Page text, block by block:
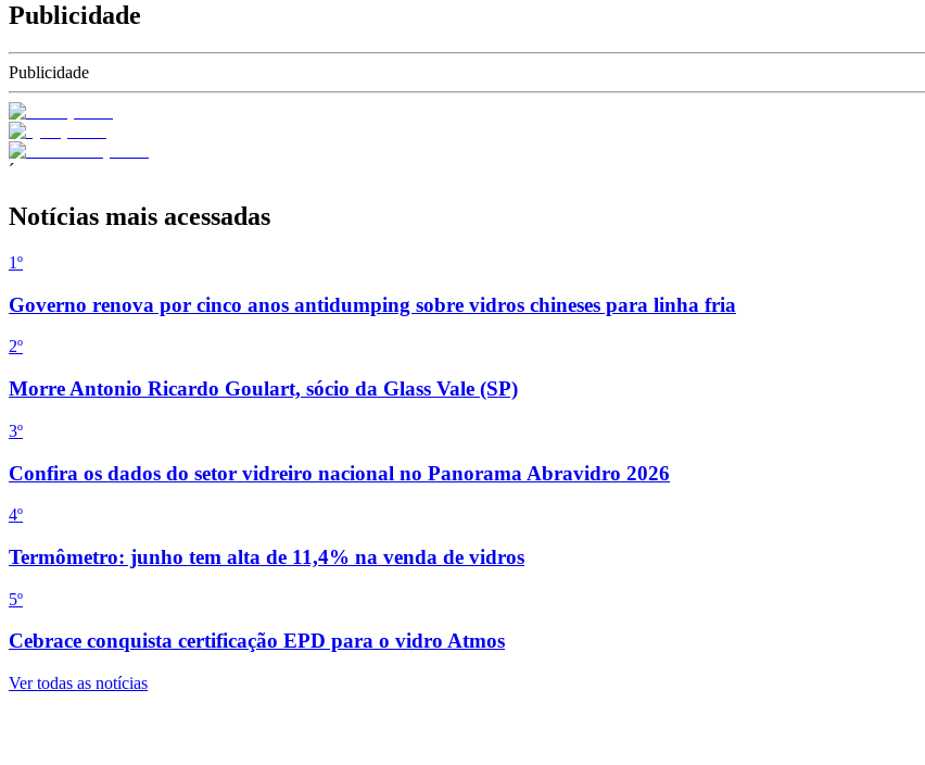
Publicidade
Publicidade
´
Notícias mais acessadas
1º
Governo renova por cinco anos antidumping sobre vidros chineses para linha fria
2º
Morre Antonio Ricardo Goulart, sócio da Glass Vale (SP)
3º
Confira os dados do setor vidreiro nacional no Panorama Abravidro 2026
4º
Termômetro: junho tem alta de 11,4% na venda de vidros
5º
Cebrace conquista certificação EPD para o vidro Atmos
Ver todas as notícias